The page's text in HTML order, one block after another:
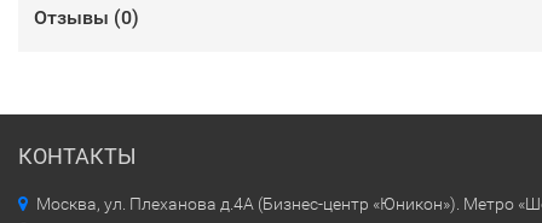
Отзывы (0)
КОНТАКТЫ
Москва, ул. Плеханова д.4А (Бизнес-центр «Юникон»). Метро